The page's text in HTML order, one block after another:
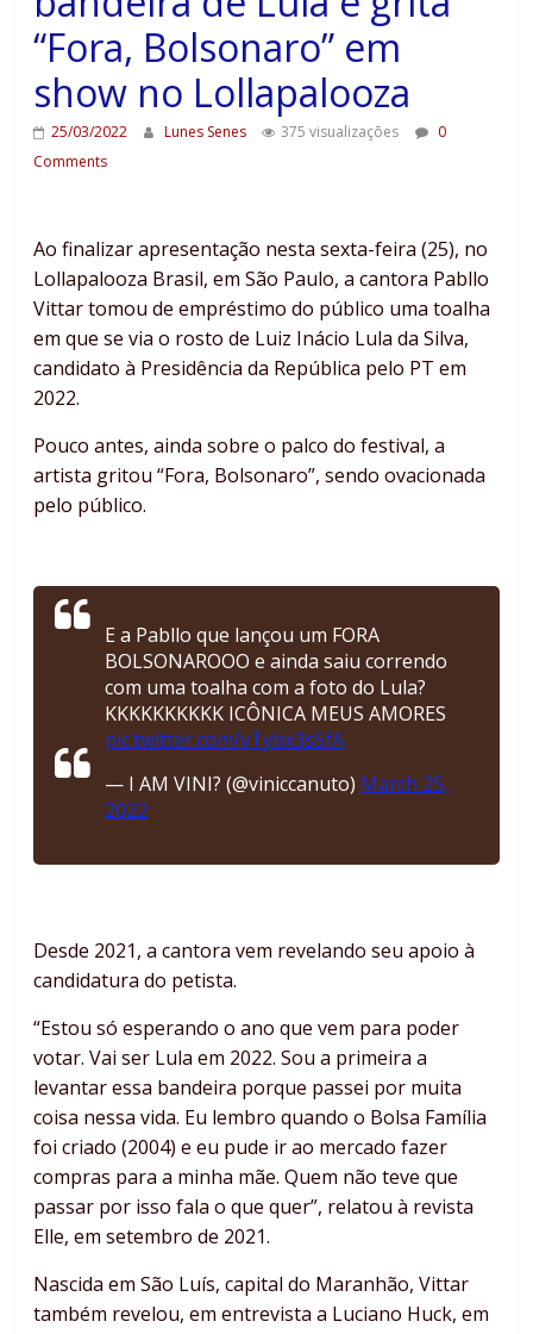
“Fora, Bolsonaro” em
show no Lollapalooza
25/03/2022 Lunes Senes 375 visualizações
0
Comments
Ao finalizar apresentação nesta sexta-feira (25), no
Lollapalooza Brasil, em São Paulo, a cantora Pabllo
Vittar tomou de empréstimo do público uma toalha
em que se via o rosto de Luiz Inácio Lula da Silva,
candidato à Presidência da República pelo PT em
2022.
Pouco antes, ainda sobre o palco do festival, a
artista gritou “Fora, Bolsonaro”, sendo ovacionada
pelo público.
E a Pabllo que lançou um FORA
BOLSONAROOO e ainda saiu correndo
com uma toalha com a foto do Lula?
KKKKKKKKKK ICÔNICA MEUS AMORES
pic.twitter.com/vTybx3s5fA
— I AM VINI? (@viniccanuto) March 25,
2022
Desde 2021, a cantora vem revelando seu apoio à
candidatura do petista.
“Estou só esperando o ano que vem para poder
votar. Vai ser Lula em 2022. Sou a primeira a
levantar essa bandeira porque passei por muita
coisa nessa vida. Eu lembro quando o Bolsa Família
foi criado (2004) e eu pude ir ao mercado fazer
compras para a minha mãe. Quem não teve que
passar por isso fala o que quer”, relatou à revista
Elle, em setembro de 2021.
Nascida em São Luís, capital do Maranhão, Vittar
também revelou, em entrevista a Luciano Huck, em